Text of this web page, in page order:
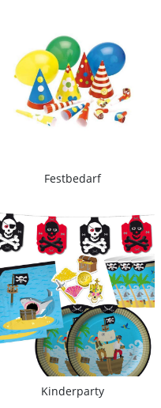
Festbedarf
Kinderparty